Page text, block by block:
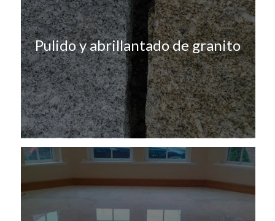
Pulido y abrillantado de granito